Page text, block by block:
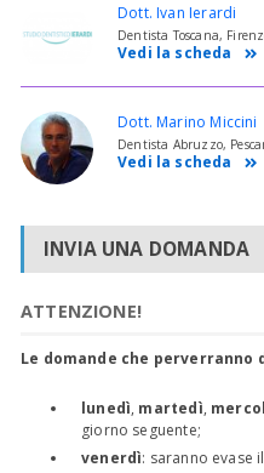
Dott. Ivan Ierardi
Dentista Toscana,
Vedi la scheda
Dott. Marino Miccini
Dentista Abruzzo,
Vedi la scheda
INVIA UNA DOMANDA
ATTENZIONE!
Le domande che perverranno
lunedì, martedì,
giorno seguente;
venerdì: saranno evase